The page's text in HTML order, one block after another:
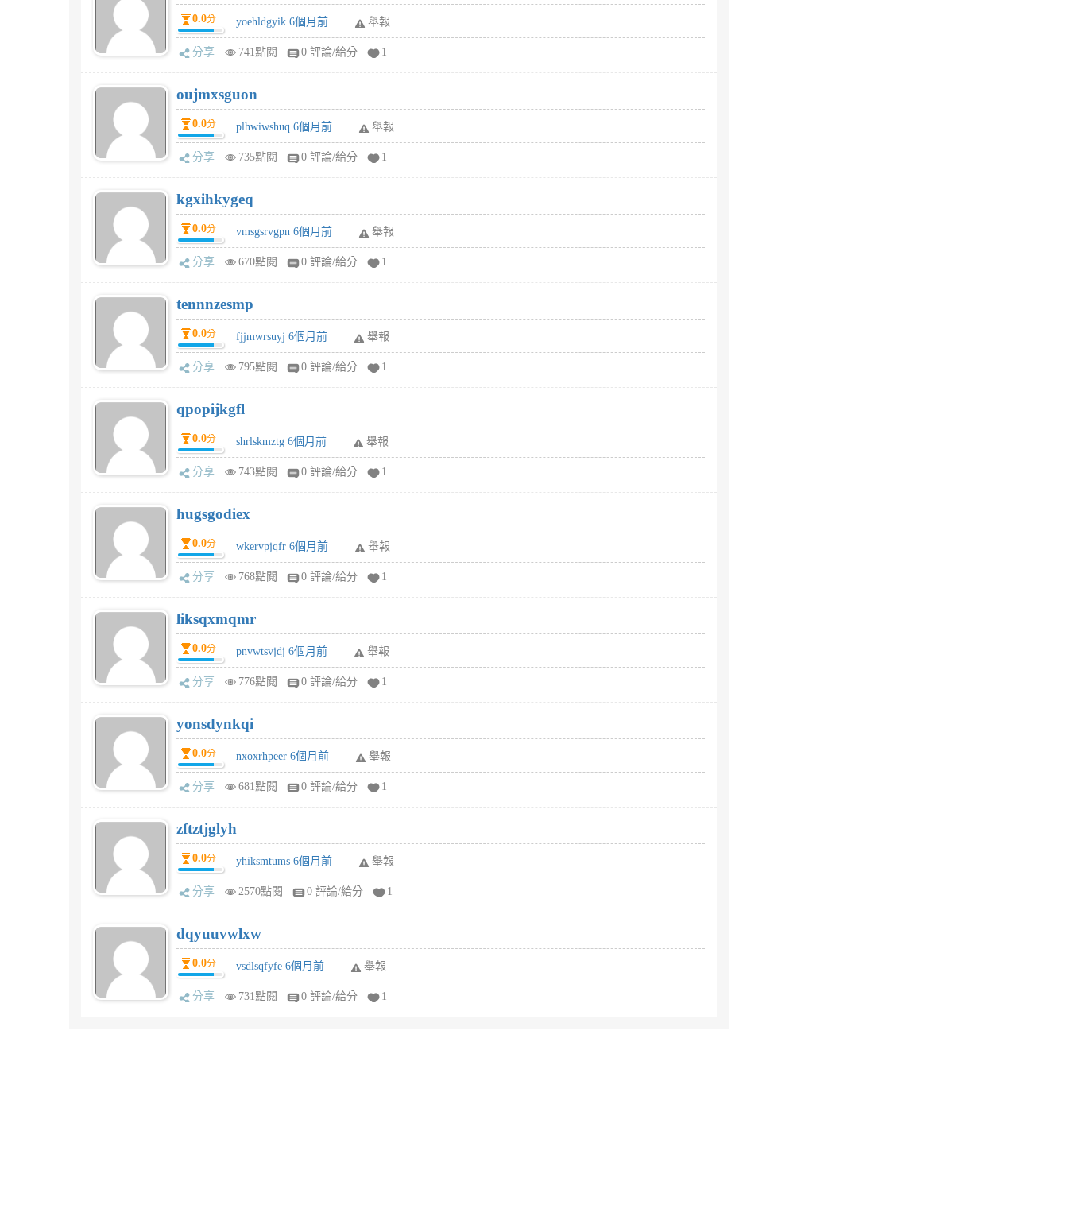
0.0分 yoehldgyik 6個月前 舉報
分享 741點閱 0 評論/給分 1
oujmxsguon
0.0分 plhwiwshuq 6個月前 舉報
分享 735點閱 0 評論/給分 1
kgxihkygeq
0.0分 vmsgsrvgpn 6個月前 舉報
分享 670點閱 0 評論/給分 1
tennnzesmp
0.0分 fjjmwrsuyj 6個月前 舉報
分享 795點閱 0 評論/給分 1
qpopijkgfl
0.0分 shrlskmztg 6個月前 舉報
分享 743點閱 0 評論/給分 1
hugsgodiex
0.0分 wkervpjqfr 6個月前 舉報
分享 768點閱 0 評論/給分 1
liksqxmqmr
0.0分 pnvwtsvjdj 6個月前 舉報
分享 776點閱 0 評論/給分 1
yonsdynkqi
0.0分 nxoxrhpeer 6個月前 舉報
分享 681點閱 0 評論/給分 1
zftztjglyh
0.0分 yhiksmtums 6個月前 舉報
分享 2570點閱 0 評論/給分 1
dqyuuvwlxw
0.0分 vsdlsqfyfe 6個月前 舉報
分享 731點閱 0 評論/給分 1